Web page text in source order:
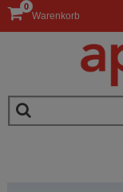
Warenkorb
0